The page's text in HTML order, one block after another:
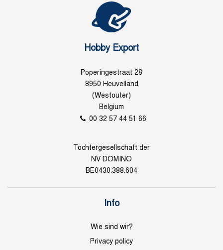
Hobby Export
Poperingestraat 28
8950 Heuvelland
(Westouter)
Belgium
00 32 57 44 51 66
Tochtergesellschaft der
NV DOMINO
BE0430.388.604
Info
Wie sind wir?
Privacy policy